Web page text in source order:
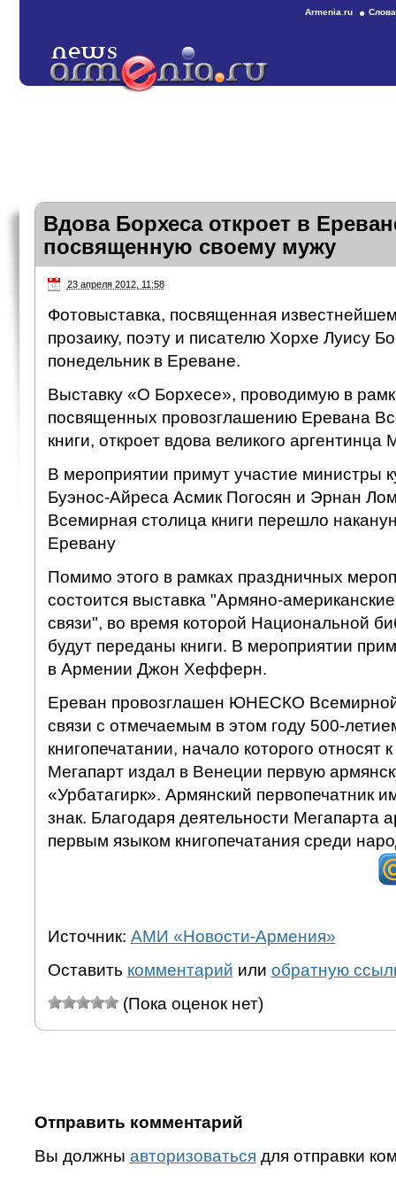
Armenia.ru
Вдова Борхеса откроет в
посвященную своему мужу
23 апреля 2012, 11:58
Фотовыставка, посвященная
прозаику, поэту и писателю Хорхе Луису
понедельник в Ереване.
Выставку «О Борхесе», проводимую в
посвященных провозглашению Еревана
книги, откроет вдова великого
В мероприятии примут участие министры
Буэнос-Айреса Асмик Погосян и Эрнан
Всемирная столица книги перешло
Еревану
Помимо этого в рамках праздничных
состоится выставка "Армяно-
связи", во время которой Национальной
будут переданы книги. В мероприятии
в Армении Джон Хефферн.
Ереван провозглашен ЮНЕСКО Всемирной
связи с отмечаемым в этом году 500-
книгопечатании, начало которого относят
Мегапарт издал в Венеции первую
«Урбатагирк». Армянский первопечатник
знак. Благодаря деятельности Мегапарта
первым языком книгопечатания среди
Источник: АМИ «Новости-Армения»
Оставить комментарий или обратную
(Пока оценок нет)
Отправить комментарий
Вы должны авторизоваться для отправки